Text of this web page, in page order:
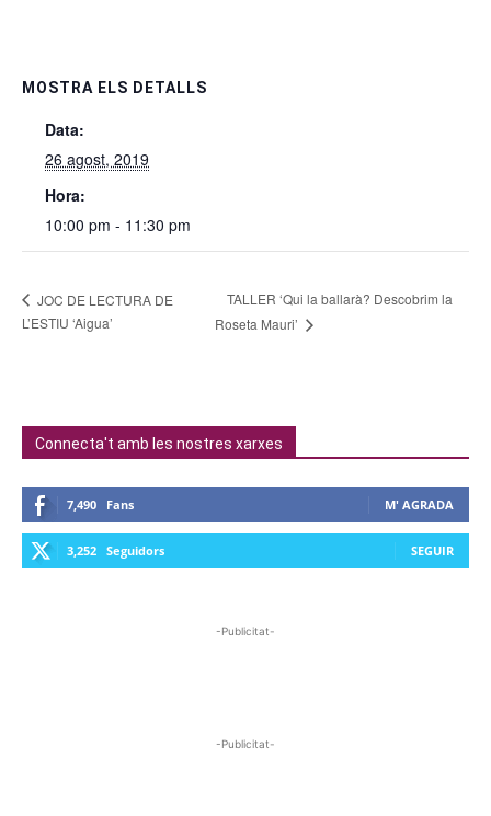
MOSTRA ELS DETALLS
Data:
26 agost, 2019
Hora:
10:00 pm - 11:30 pm
JOC DE LECTURA DE
L’ESTIU ‘Aigua’
TALLER ‘Qui la ballarà? Descobrim la
Roseta Mauri’
Connecta't amb les nostres xarxes
7,490 Fans M' AGRADA
3,252 Seguidors SEGUIR
-Publicitat-
-Publicitat-